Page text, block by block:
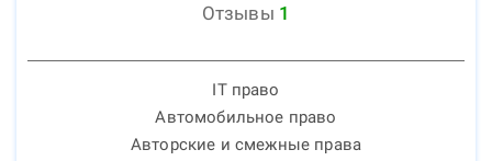
Отзывы 1
IT право
Автомобильное право
Авторские и смежные права